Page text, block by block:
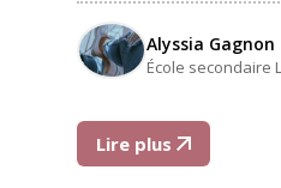
Alyssia Gagnon
École secondaire
Lire plus